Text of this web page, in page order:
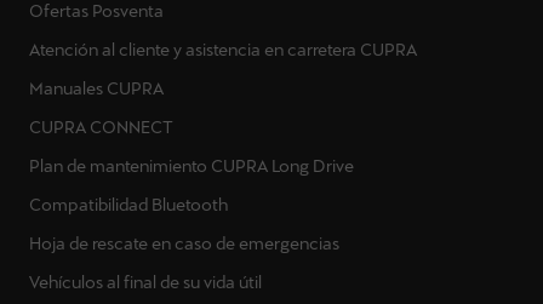
Ofertas Posventa
Atención al cliente y asistencia en carretera CUPRA
Manuales CUPRA
CUPRA CONNECT
Plan de mantenimiento CUPRA Long Drive
Compatibilidad Bluetooth
Hoja de rescate en caso de emergencias
Vehículos al final de su vida útil